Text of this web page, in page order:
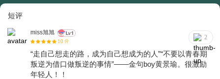
短评
miss旭旭
10 分
2
“走自己想走的路，成为自己想成为的人”“不要以青春期
叛逆为借口做叛逆的事情”——金句boy黄景瑜。很激励
年轻人！！